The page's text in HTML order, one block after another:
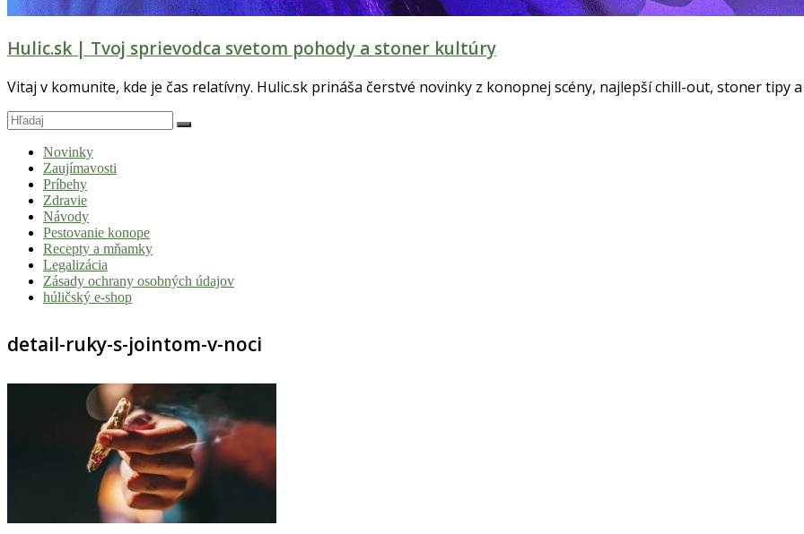
Hulic.sk | Tvoj sprievodca svetom pohody a stoner kultúry
Vitaj v komunite, kde je čas relatívny. Hulic.sk prináša čerstvé novinky z konopnej scény, najlepší chill-out, stoner tipy
Novinky
Zaujímavosti
Príbehy
Zdravie
Návody
Pestovanie konope
Recepty a mňamky
Legalizácia
Zásady ochrany osobných údajov
húličský e-shop
detail-ruky-s-jointom-v-noci